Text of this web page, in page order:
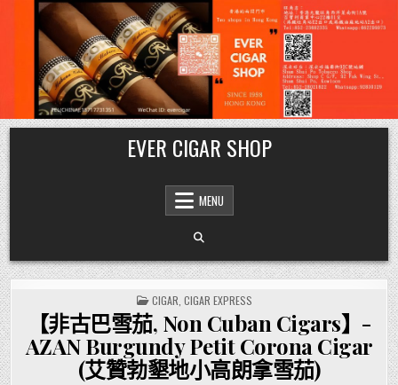
Skip
to
content
EVER CIGAR SHOP
MENU
POSTED
IN
CIGAR CIGAR EXPRESS
【非古巴雪茄, Non Cuban Cigars】-
AZAN Burgundy Petit Corona Cigar
(艾贊勃墾地小高朗拿雪茄)